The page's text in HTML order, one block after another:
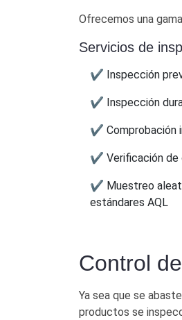
Ofrecemos una
Servicios de
✔ Inspección
✔ Inspección
✔ Comprobación
✔ Verificación de
✔ Muestreo
estándares AQL
Control
Ya sea que se
productos se